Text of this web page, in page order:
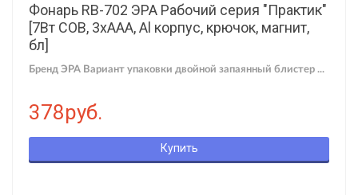
Фонарь RB-702 ЭРА Рабочий серия "Практик"
[7Вт COB, 3xAAA, Al корпус, крючок, магнит,
бл]
Бренд ЭРА Вариант упаковки двойной запаянный блистер ...
378руб.
Купить